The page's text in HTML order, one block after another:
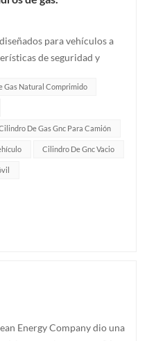
para vehículos a
de seguridad y
un rendimiento
extremos. Ya sea para
Gas Natural Comprimido
De Gas Gnc Para Camión
Cilindro De Gnc Vacio
Energy Company dio una